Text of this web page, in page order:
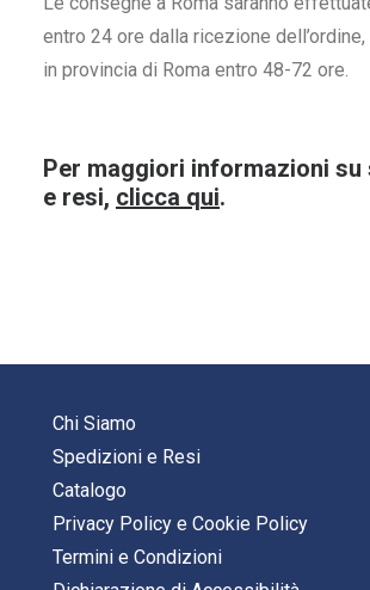
entro 24 ore dalla ricezione
in provincia di Roma entro 48-72 ore.
Per maggiori informazioni su
e resi, clicca qui.
Chi Siamo
Spedizioni e Resi
Catalogo
Privacy Policy e Cookie Policy
Termini e Condizioni